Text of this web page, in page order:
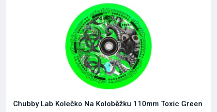
Chubby Lab Kolečko Na Koloběžku 110mm Toxic Green